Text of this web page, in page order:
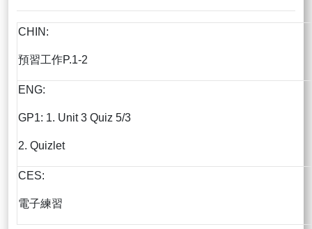
CHIN:
預習工作P.1-2
ENG:
GP1: 1. Unit 3 Quiz 5/3
2. Quizlet
CES:
電子練習